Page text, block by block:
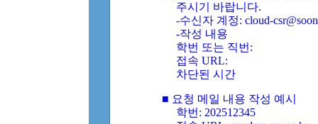
주시기 바랍니다.
-수신자 계정: cloud-
-작성 내용
학번 또는 직번:
접속 URL:
차단된 시간
■ 요청 메일 내용 작성 예시
학번: 202512345